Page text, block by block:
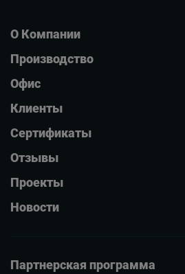
О Компании
Производство
Офис
Клиенты
Сертификаты
Отзывы
Проекты
Новости
Партнерская программа